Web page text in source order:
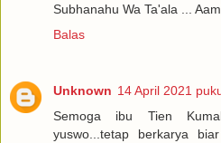
Subhanahu Wa Ta'ala ...
Balas
Unknown 14 April 2021
Semoga ibu Tien
yuswo...tetap berkarya